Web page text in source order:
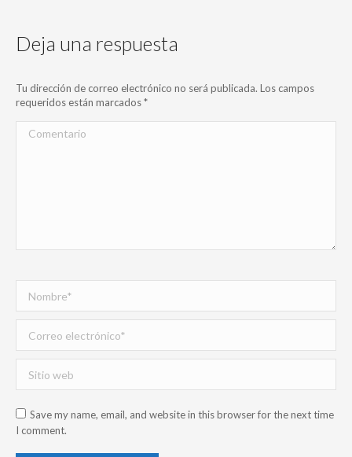
Deja una respuesta
Tu dirección de correo electrónico no será publicada. Los campos
requeridos están marcados*
Comentario
Save my name, email, and website in this browser for the next time
I comment.